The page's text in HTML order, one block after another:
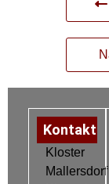
Kontakt
Kloster
Mallersdorf